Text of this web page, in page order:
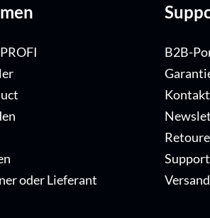
oder Lieferant
B2B-
Kontakt
Retoure